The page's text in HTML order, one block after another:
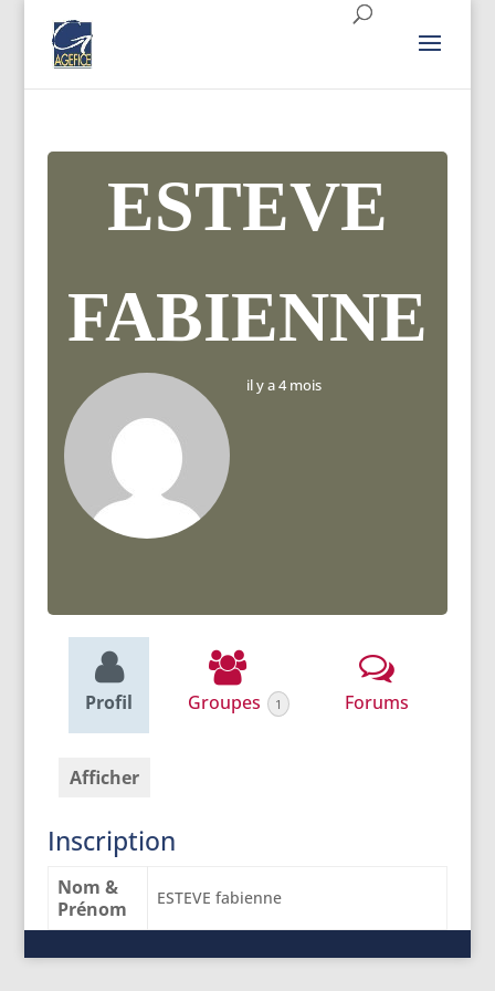
ESTEVE
FABIENNE
il y a 4 mois
Profil Groupes 1 Forums
Afficher
Inscription
Nom &
Prénom
ESTEVE fabienne